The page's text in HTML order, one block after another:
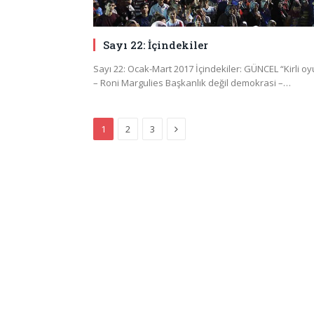
Sayı 22: İçindekiler
Sayı 22: Ocak-Mart 2017 İçindekiler: GÜNCEL “Kirli
– Roni Margulies Başkanlık değil demokrasi –…
1 2 3 Next